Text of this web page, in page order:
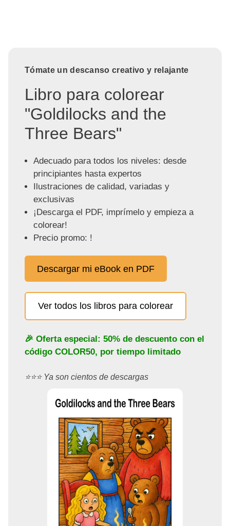
Tómate un descanso creativo y relajante
Libro para colorear
"Goldilocks and the
Three Bears"
Adecuado para todos los niveles: desde
principiantes hasta expertos
Ilustraciones de calidad, variadas y
exclusivas
¡Descarga el PDF, imprímelo y empieza a
colorear!
Precio promo: !
Descargar mi eBook en PDF
Ver todos los libros para colorear
🎉 Oferta especial: 50% de descuento con el
código COLOR50, por tiempo limitado
⭐️⭐️⭐️ Ya son cientos de descargas